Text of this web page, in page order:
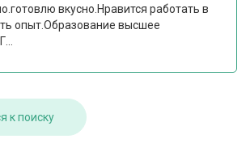
вкусно.Нравится работать в
опыт.Образование высшее
к поиску